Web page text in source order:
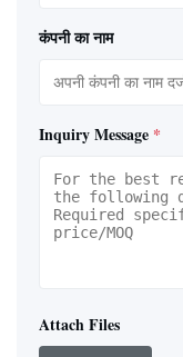
कंपनी का नाम
Inquiry Message *
Attach Files